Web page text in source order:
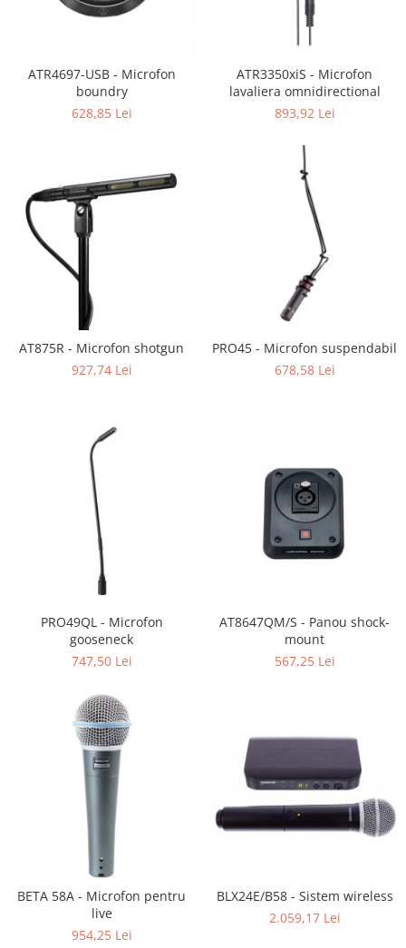
ATR4697-USB - Microfon
boundry
628,85 Lei
ATR3350xiS - Microfon
lavaliera omnidirectional
893,92 Lei
AT875R - Microfon shotgun
927,74 Lei
PRO45 - Microfon suspendabil
678,58 Lei
PRO49QL - Microfon
gooseneck
747,50 Lei
AT8647QM/S - Panou shock-
mount
567,25 Lei
BETA 58A - Microfon pentru
live
954,25 Lei
BLX24E/B58 - Sistem wireless
2.059,17 Lei